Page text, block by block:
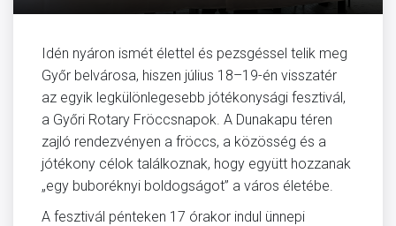
Idén nyáron ismét élettel és pezsgéssel telik meg
Győr belvárosa, hiszen július 18–19-én visszatér
az egyik legkülönlegesebb jótékonysági fesztivál,
a Győri Rotary Fröccsnapok. A Dunakapu téren
zajló rendezvényen a fröccs, a közösség és a
jótékony célok találkoznak, hogy együtt hozzanak
„egy buboréknyi boldogságot” a város életébe.
A fesztivál pénteken 17 órakor indul ünnepi